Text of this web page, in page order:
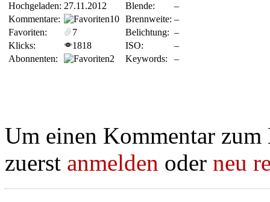
Hochgeladen: 27.11.2012
Kommentare:
10
Favoriten:
7
Klicks:
1818
Abonnenten:
2
Blende:
–
Brennweite: –
Belichtung: –
ISO:
–
Keywords:
–
Um einen Kommentar
zuerst anmelden oder neu